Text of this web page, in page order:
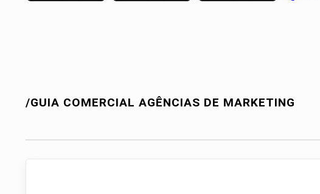
/GUIA COMERCIAL AGÊNCIAS DE MARKETING